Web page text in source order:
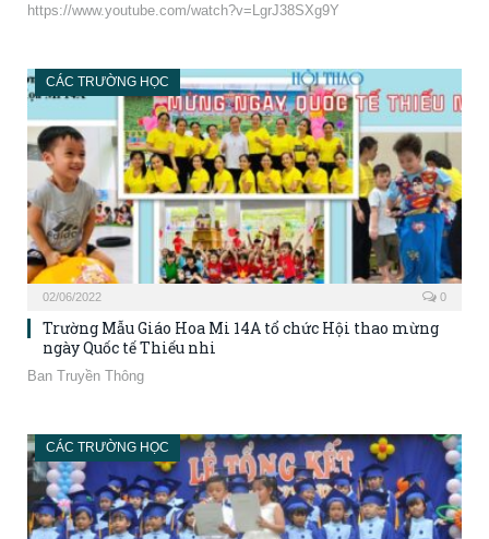
https://www.youtube.com/watch?v=LgrJ38SXg9Y
CÁC TRƯỜNG HỌC
02/06/2022 0
Trường Mẫu Giáo Hoa Mi 14A tổ chức Hội thao mừng
ngày Quốc tế Thiếu nhi
Ban Truyền Thông
CÁC TRƯỜNG HỌC